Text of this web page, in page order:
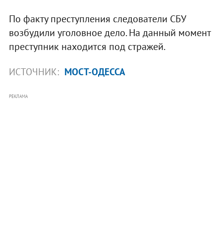
По факту преступления следователи СБУ
возбудили уголовное дело. На данный момент
преступник находится под стражей.
ИСТОЧНИК: МОСТ-ОДЕССА
РЕКЛАМА